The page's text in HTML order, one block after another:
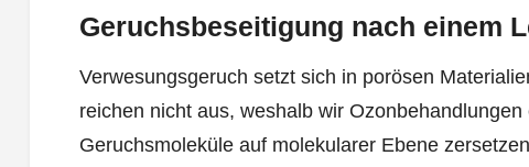
Geruchsbeseitigung nach einem
Verwesungsgeruch setzt sich in porösen
reichen nicht aus, weshalb wir
Geruchsmoleküle auf molekularer Ebene